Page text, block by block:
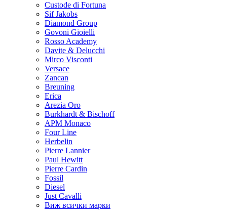
Custode di Fortuna
Sif Jakobs
Diamond Group
Govoni Gioielli
Rosso Academy
Davite & Delucchi
Mirco Visconti
Versace
Zancan
Breuning
Erica
Arezia Oro
Burkhardt & Bischoff
APM Monaco
Four Line
Herbelin
Pierre Lannier
Paul Hewitt
Pierre Cardin
Fossil
Diesel
Just Cavalli
Виж всички марки